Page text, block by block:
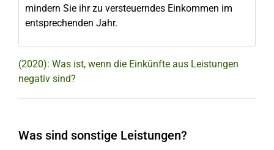
mindern Sie ihr zu versteuerndes Einkommen im
entsprechenden Jahr.
(2020): Was ist, wenn die Einkünfte aus Leistungen
negativ sind?
Was sind sonstige Leistungen?